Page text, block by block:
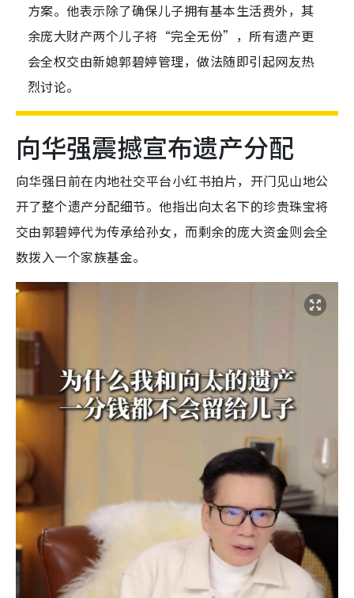
方案。他表示除了确保儿子拥有基本生活费外，其
余庞大财产两个儿子将“完全无份”，所有遗产更
会全权交由新媳郭碧婷管理，做法随即引起网友热
烈讨论。
向华强震撼宣布遗产分配
向华强日前在内地社交平台小红书拍片，开门见山地公
开了整个遗产分配细节。他指出向太名下的珍贵珠宝将
交由郭碧婷代为传承给孙女，而剩余的庞大资金则会全
数拨入一个家族基金。